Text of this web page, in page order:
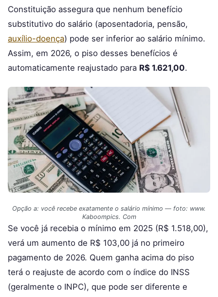
Constituição assegura que nenhum benefício
substitutivo do salário (aposentadoria, pensão,
auxílio-doença) pode ser inferior ao salário mínimo.
Assim, em 2026, o piso desses benefícios é
automaticamente reajustado para R$ 1.621,00.
Opção a: você recebe exatamente o salário mínimo — foto: www.
Kaboompics. Com
Se você já recebia o mínimo em 2025 (R$ 1.518,00),
verá um aumento de R$ 103,00 já no primeiro
pagamento de 2026. Quem ganha acima do piso
terá o reajuste de acordo com o índice do INSS
(geralmente o INPC), que pode ser diferente e